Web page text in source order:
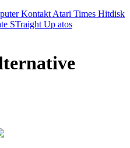
Kontakt Atari Times Hitdisk
STraight Up atos